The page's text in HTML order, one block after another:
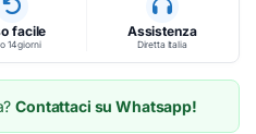
facile
14 giorni
Assistenza
Diretta Italia
Contattaci su Whatsapp!